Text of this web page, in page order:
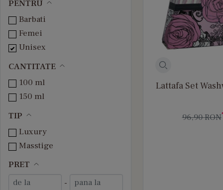
PENTRU
Barbati
Femei
Unisex
CANTITATE
100 ml
150 ml
TIP
Luxury
Masstige
PRET
-
Lattafa Set
96,90RON